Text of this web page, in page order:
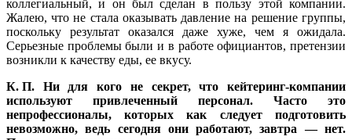
коллегиальный, и он был сделан в пользу этой компании.
Жалею, что не стала оказывать давление на решение группы,
поскольку результат оказался даже хуже, чем я ожидала.
Серьезные проблемы были и в работе официантов, претензии
возникли к качеству еды, ее вкусу.
К. П. Ни для кого не секрет, что кейтеринг-компании
используют привлеченный персонал. Часто это
непрофессионалы, которых как следует подготовить
невозможно, ведь сегодня они работают, завтра — нет.